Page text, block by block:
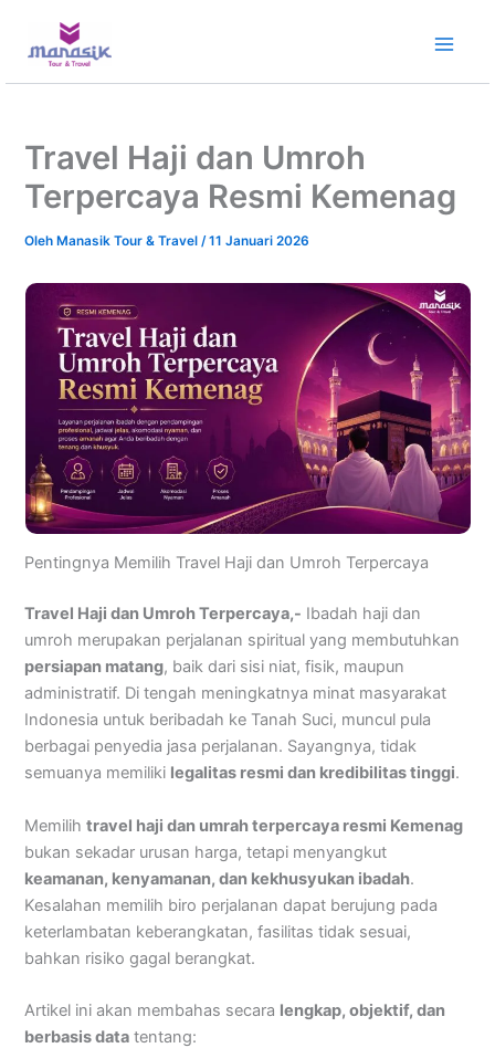
konten
Travel Haji dan Umroh
Terpercaya Resmi Kemenag
OlehManasik Tour & Travel /11 Januari 2026
Pentingnya Memilih Travel Haji dan Umroh Terpercaya
Travel Haji dan Umroh Terpercaya,- Ibadah haji dan
umroh merupakan perjalanan spiritual yang membutuhkan
persiapan matang, baik dari sisi niat, fisik, maupun
administratif. Di tengah meningkatnya minat masyarakat
Indonesia untuk beribadah ke Tanah Suci, muncul pula
berbagai penyedia jasa perjalanan. Sayangnya, tidak
semuanya memiliki legalitas resmi dan kredibilitas tinggi.
Memilihtravel haji dan umrah terpercaya resmi Kemenag
bukan sekadar urusan harga, tetapi menyangkut
keamanan, kenyamanan, dan kekhusyukan ibadah.
Kesalahan memilih biro perjalanan dapat berujung pada
keterlambatan keberangkatan, fasilitas tidak sesuai,
bahkan risiko gagal berangkat.
Artikel ini akan membahas secara lengkap, objektif, dan
berbasis data tentang: